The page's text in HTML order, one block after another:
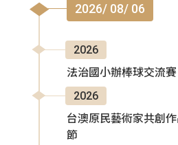
2026/ 08/ 06
2026
法治國小辦棒球交流
2026
台澳原民藝術家共創
節